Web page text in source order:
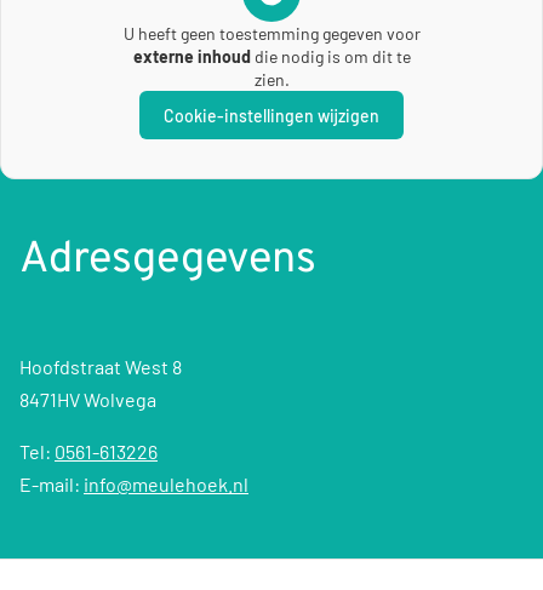
U heeft geen toestemming gegeven voor
externe inhouddie nodig is om dit te
zien.
Cookie-instellingen wijzigen
Adresgegevens
Hoofdstraat West 8
8471HV Wolvega
Tel: 0561-613226
E-mail: info@meulehoek.nl